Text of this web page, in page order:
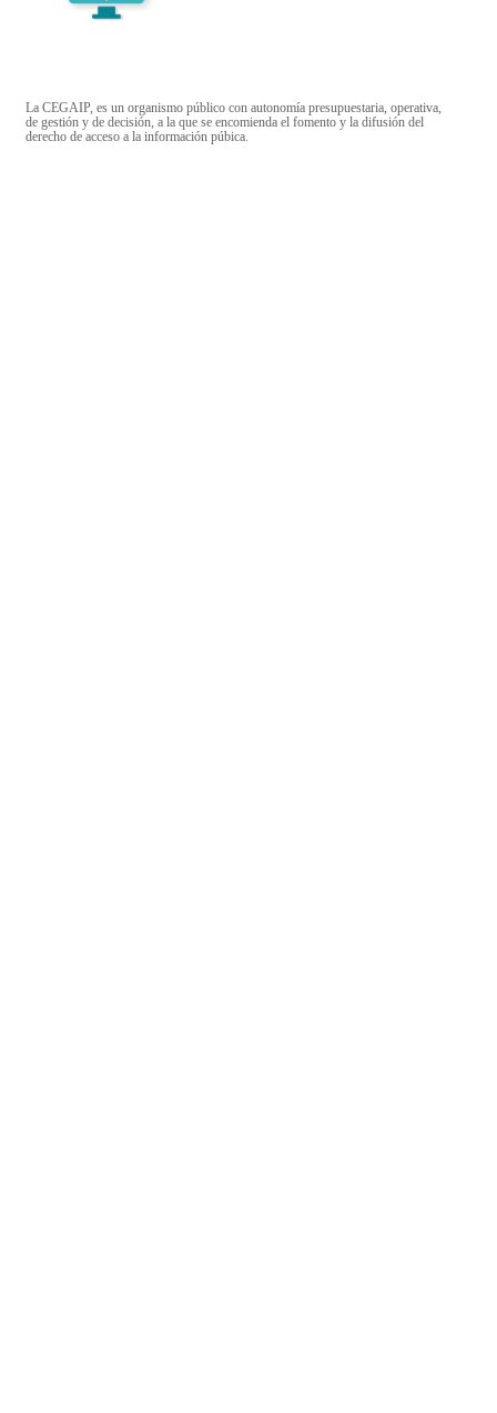
La CEGAIP, es un organismo público con autonomía presupuestaria, operativa,
de gestión y de decisión, a la que se encomienda el fomento y la difusión del
derecho de acceso a la información púbica.